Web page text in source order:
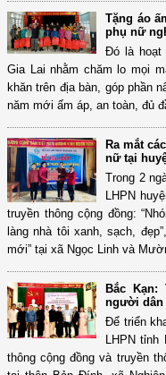
Tặng áo
phụ nữ
Đó là hoạt
Gia Lai nhằm chăm lo mọi
khăn trên địa bàn, góp phần
năm mới ấm áp, an toàn, đủ
Ra mắt
nữ tại
Trong 2
LHPN
truyền thông cộng đồng:
làng nhà tôi xanh, sạch,
mới” tại xã Ngọc Linh và
Bắc
người dân
Để triển
LHPN
thông cộng đồng và truyền